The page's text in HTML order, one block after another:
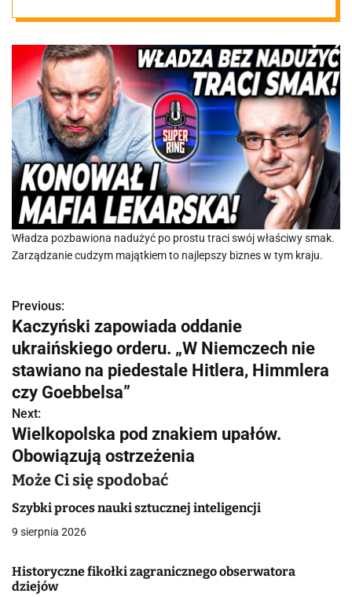
kieszeniach
wybranych
lekarzy
Władza pozbawiona nadużyć po prostu traci swój właściwy smak.
Zarządzanie cudzym majątkiem to najlepszy biznes w tym kraju.
N
a
w
i
g
a
c
j
w
Previous:
Kaczyński zapowiada oddanie
ukraińskiego orderu. „W Niemczech nie
stawiano na piedestale Hitlera, Himmlera
czy Goebbelsa”
Next:
Wielkopolska pod znakiem upałów.
Obowiązują ostrzeżenia
Może Ci się spodobać
Szybki proces nauki sztucznej inteligencji
9 sierpnia 2026
Historyczne fikołki zagranicznego obserwatora
dziejów